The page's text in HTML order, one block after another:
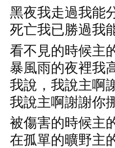
黑夜我走過我能
死亡我已勝過我
看不見的時候主
暴風雨的夜裡我
我說，我說主啊
我說主啊謝謝你
被傷害的時候主
在孤單的曠野主